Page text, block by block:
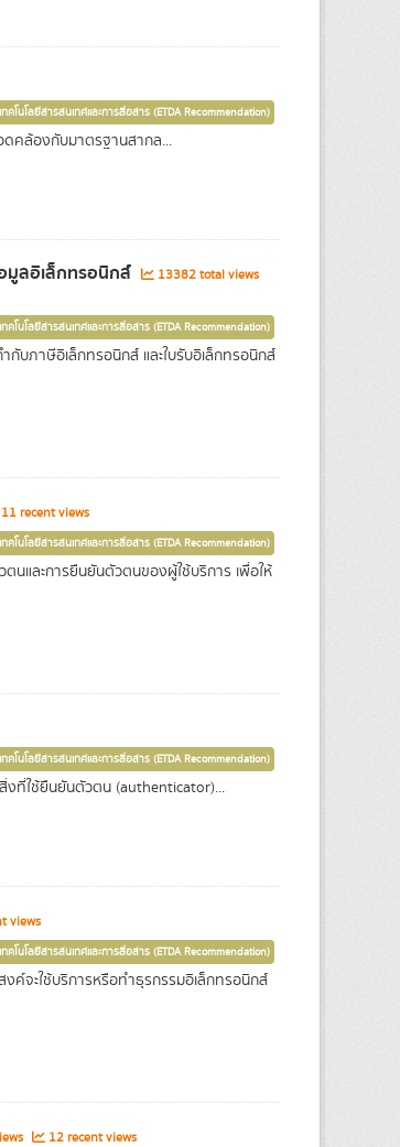
คโนโลยีสารสนเทศและการสื่อสาร (ETDA Recommendation)
ดคล้องกับมาตรฐานสากล...
มูลอิเล็กทรอนิกส์
13382 total views
คโนโลยีสารสนเทศและการสื่อสาร (ETDA Recommendation)
บภาษีอิเล็กทรอนิกส์ และใบรับอิเล็กทรอนิกส์
recent views
คโนโลยีสารสนเทศและการสื่อสาร (ETDA Recommendation)
และการยืนยันตัวตนของผู้ใช้บริการ เพื่อให้
คโนโลยีสารสนเทศและการสื่อสาร (ETDA Recommendation)
ที่ใช้ยืนยันตัวตน (authenticator)...
views
คโนโลยีสารสนเทศและการสื่อสาร (ETDA Recommendation)
จะใช้บริการหรือทำธุรกรรมอิเล็กทรอนิกส์
12 recent views